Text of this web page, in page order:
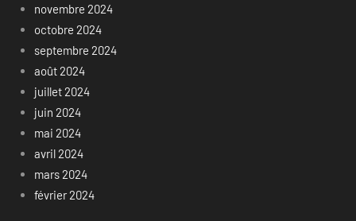
novembre 2024
octobre 2024
septembre 2024
août 2024
juillet 2024
juin 2024
mai 2024
avril 2024
mars 2024
février 2024